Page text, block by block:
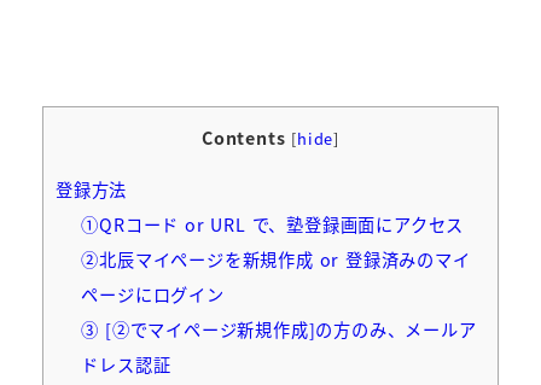
Contents [hide]
登録方法
①QRコード or URL で、塾登録画面にアクセス
②北辰マイページを新規作成 or 登録済みのマイ
ページにログイン
③ [②でマイページ新規作成]の方のみ、メールア
ドレス認証